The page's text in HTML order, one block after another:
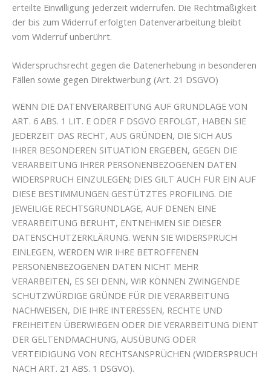
erteilte Einwilligung jederzeit widerrufen. Die Rechtmäßigkeit
der bis zum Widerruf erfolgten Datenverarbeitung bleibt
vom Widerruf unberührt.
Widerspruchsrecht gegen die Datenerhebung in besonderen
Fällen sowie gegen Direktwerbung (Art. 21 DSGVO)
WENN DIE DATENVERARBEITUNG AUF GRUNDLAGE VON
ART. 6 ABS. 1 LIT. E ODER F DSGVO ERFOLGT, HABEN SIE
JEDERZEIT DAS RECHT, AUS GRÜNDEN, DIE SICH AUS
IHRER BESONDEREN SITUATION ERGEBEN, GEGEN DIE
VERARBEITUNG IHRER PERSONENBEZOGENEN DATEN
WIDERSPRUCH EINZULEGEN; DIES GILT AUCH FÜR EIN AUF
DIESE BESTIMMUNGEN GESTÜTZTES PROFILING. DIE
JEWEILIGE RECHTSGRUNDLAGE, AUF DENEN EINE
VERARBEITUNG BERUHT, ENTNEHMEN SIE DIESER
DATENSCHUTZERKLÄRUNG. WENN SIE WIDERSPRUCH
EINLEGEN, WERDEN WIR IHRE BETROFFENEN
PERSONENBEZOGENEN DATEN NICHT MEHR
VERARBEITEN, ES SEI DENN, WIR KÖNNEN ZWINGENDE
SCHUTZWÜRDIGE GRÜNDE FÜR DIE VERARBEITUNG
NACHWEISEN, DIE IHRE INTERESSEN, RECHTE UND
FREIHEITEN ÜBERWIEGEN ODER DIE VERARBEITUNG DIENT
DER GELTENDMACHUNG, AUSÜBUNG ODER
VERTEIDIGUNG VON RECHTSANSPRÜCHEN (WIDERSPRUCH
NACH ART. 21 ABS. 1 DSGVO).